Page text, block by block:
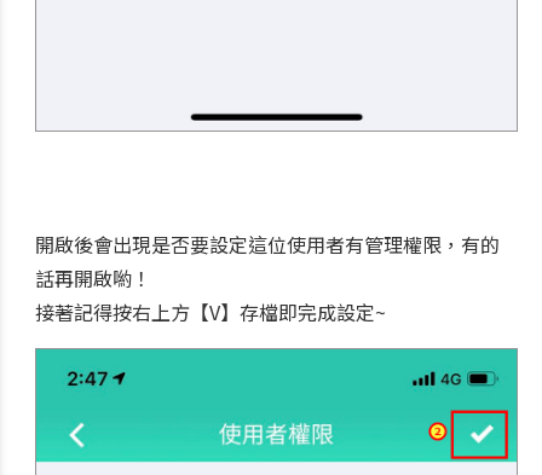
開啟後會出現是否要設定這位使用者有管理權限，有的
話再開啟喲！
接著記得按右上方【V】存檔即完成設定~